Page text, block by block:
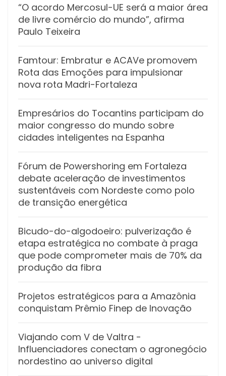
“O acordo Mercosul-UE será a maior área
de livre comércio do mundo”, afirma
Paulo Teixeira
Famtour: Embratur e ACAVe promovem
Rota das Emoções para impulsionar
nova rota Madri-Fortaleza
Empresários do Tocantins participam do
maior congresso do mundo sobre
cidades inteligentes na Espanha
Fórum de Powershoring em Fortaleza
debate aceleração de investimentos
sustentáveis com Nordeste como polo
de transição energética
Bicudo-do-algodoeiro: pulverização é
etapa estratégica no combate à praga
que pode comprometer mais de 70% da
produção da fibra
Projetos estratégicos para a Amazônia
conquistam Prêmio Finep de Inovação
Viajando com V de Valtra -
Influenciadores conectam o agronegócio
nordestino ao universo digital